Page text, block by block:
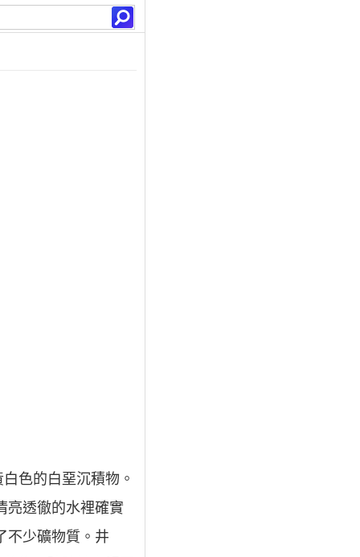
色的白堊沉積物。
亮透徹的水裡確實
不少礦物質。井